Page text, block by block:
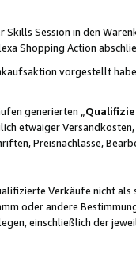
Session in den
Shopping Action
vorgestellt
generierten „
etwaiger
Preisnachlässe,
Verkäufe nicht
oder andere
einschließlich der